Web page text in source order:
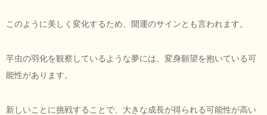
このように美しく変化するため、開運のサインとも言われます。
芋虫の羽化を観察しているような夢には、変身願望を抱いている可
能性があります。
新しいことに挑戦することで、大きな成長が得られる可能性が高い